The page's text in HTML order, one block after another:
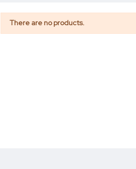
There are no products.